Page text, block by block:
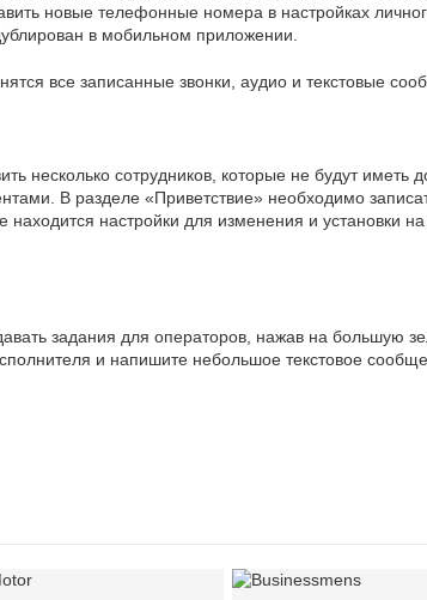
новые телефонные номера в настройках
в мобильном приложении.
все записанные звонки, аудио и текстовые
несколько сотрудников, которые не будут иметь
В разделе «Приветствие» необходимо
настройки для изменения и установки на
задания для операторов, нажав на большую
и напишите небольшое текстовое